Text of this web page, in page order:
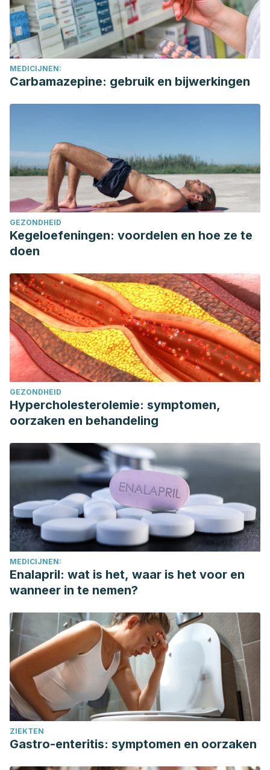
MEDICIJNEN:
Carbamazepine: gebruik en bijwerkingen
GEZONDHEID
Kegeloefeningen: voordelen en hoe ze te
doen
GEZONDHEID
Hypercholesterolemie: symptomen,
oorzaken en behandeling
MEDICIJNEN:
Enalapril: wat is het, waar is het voor en
wanneer in te nemen?
ZIEKTEN
Gastro-enteritis: symptomen en oorzaken